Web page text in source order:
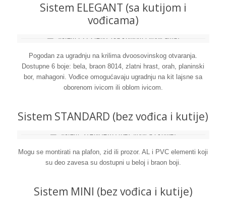
Sistem ELEGANT (sa kutijom i
vođicama)
Pogodan za ugradnju na krilima dvoosovinskog otvaranja.
Dostupne 6 boje: bela, braon 8014, zlatni hrast, orah, planinski
bor, mahagoni. Vođice omogućavaju ugradnju na kit lajsne sa
oborenom ivicom ili oblom ivicom.
Sistem STANDARD (bez vođica i kutije)
Mogu se montirati na plafon, zid ili prozor. AL i PVC elementi koji
su deo zavesa su dostupni u beloj i braon boji.
Sistem MINI (bez vođica i kutije)